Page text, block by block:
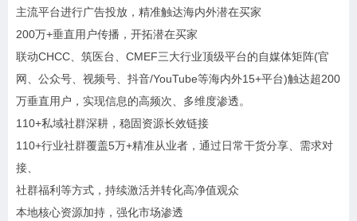
主流平台进行广告投放，精准触达海内外潜在买家
200万+垂直用户传播，开拓潜在买家
联动CHCC、筑医台、CMEF三大行业顶级平台的自媒体矩阵(官
网、公众号、视频号、抖音/YouTube等海内外15+平台)触达超200
万垂直用户，实现信息的高频次、多维度渗透。
110+私域社群深耕，稳固资源长效链接
110+行业社群覆盖5万+精准从业者，通过日常干货分享、需求对
接、
社群福利等方式，持续激活并转化高净值观众
本地核心资源加持，强化市场渗透